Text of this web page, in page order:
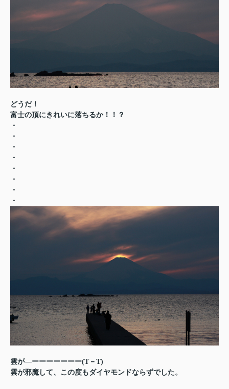
どうだ！
富士の頂にきれいに落ちるか！！？
・
・
・
・
・
・
・
・
雲が―ーーーーーーー(T－T)
雲が邪魔して、この度もダイヤモンドならずでした。